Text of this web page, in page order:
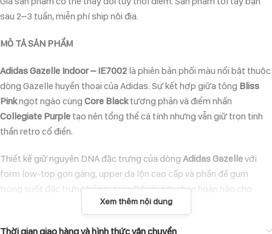
sau 2–3 tuần, miễn phí ship nội địa.
MÔ TẢ SẢN PHẨM
Adidas Gazelle Indoor – IE7002 là phiên bản phối màu nổi bật thuộc
dòng Gazelle huyền thoại của Adidas. Sự kết hợp giữa tông Bliss
Pinkngọt ngào cùng Core Blacktương phản và điểm nhấn
Collegiate Purple tạo nên tổng thể cá tính nhưng vẫn giữ trọn tinh
thần retro cổ điển.
Thiết kế giữ nguyên DNA đặc trưng của dòng Adidas Gazellevới
form low-top gọn gàng, upper da lộn cao cấp và phần đế gum
trong suốt đặc trưng bản Indoor. Đây là lựa chọn hoàn hảo cho
những ai yêu thích phong cách vintage pha chút hiện đại, dễ ứng
Xem thêm nội dung
Thời gian giao hàng và hình thức vận chuyển